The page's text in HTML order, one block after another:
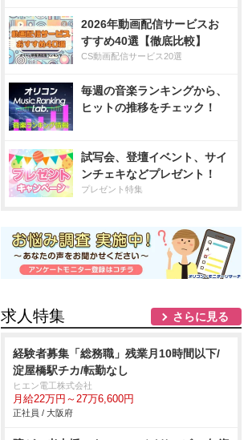
2026年動画配信サービスお
すすめ40選【徹底比較】
CS動画配信サービス20選
毎週の音楽ランキングから、
ヒットの推移をチェック！
試写会、登壇イベント、サイ
ンチェキなどプレゼント！
プレゼント特集
求人特集 さらに見る
経験者募集「総務職」残業月10時間以下/
淀屋橋駅チカ/転勤なし
ヒエン電工株式会社
月給22万円～27万6,600円
正社員 / 大阪府